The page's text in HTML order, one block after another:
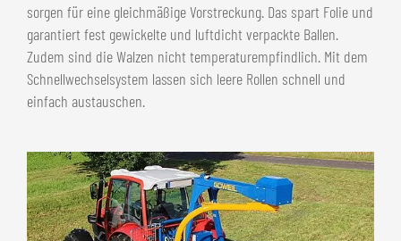
sorgen für eine gleichmäßige Vorstreckung. Das spart Folie und
garantiert fest gewickelte und luftdicht verpackte Ballen.
Zudem sind die Walzen nicht temperaturempfindlich. Mit dem
Schnellwechselsystem lassen sich leere Rollen schnell und
einfach austauschen.